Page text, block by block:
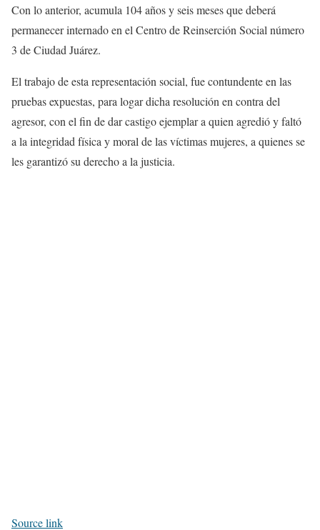
Con lo anterior, acumula 104 años y seis meses que deberá
permanecer internado en el Centro de Reinserción Social número
3 de Ciudad Juárez.
El trabajo de esta representación social, fue contundente en las
pruebas expuestas, para logar dicha resolución en contra del
agresor, con el fin de dar castigo ejemplar a quien agredió y faltó
a la integridad física y moral de las víctimas mujeres, a quienes se
les garantizó su derecho a la justicia.
Source link